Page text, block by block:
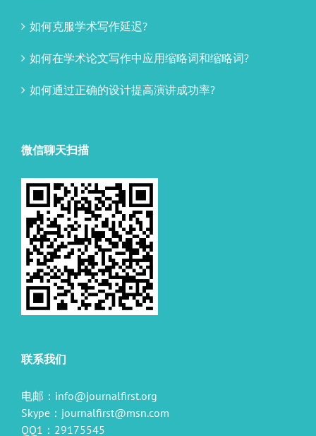
如何克服学术写作延迟?
如何在学术论文写作中应用缩略词和缩略词?
如何通过正确的设计提高演讲成功率?
微信聊天扫描
联系我们
电邮： info@journalfirst.org
Skype： journalfirst@msn.com
QQ1：29175545